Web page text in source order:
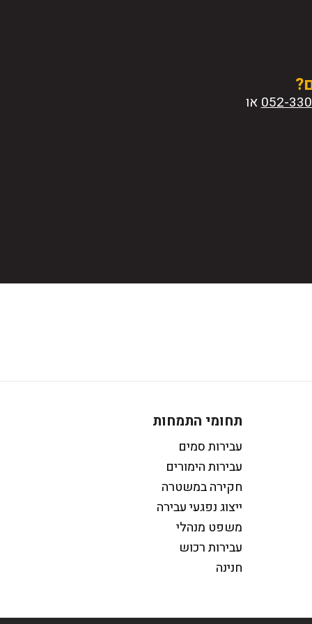
או
תחומי התמחות
עבירות סמים
עבירות הימורים
חקירה במשטרה
ייצוג נפגעי עבירה
משפט מנהלי
עבירות רכוש
חנינה